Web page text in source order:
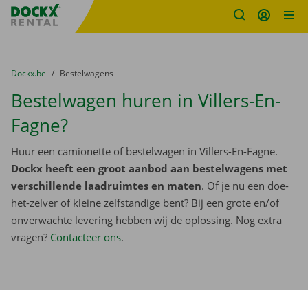
Fratello DEMO
U bevindt zich hier:
van
Dockx.be naar
Bestelwagens
Bestelwagen huren in Villers-En-
Fagne?
Huur een camionette of bestelwagen in Villers-En-Fagne.
Dockx heeft een groot aanbod aan bestelwagens met
verschillende laadruimtes en maten. Of je nu een doe-
het-zelver of kleine zelfstandige bent? Bij een grote en/of
onverwachte levering hebben wij de oplossing. Nog extra
vragen? Contacteer ons.